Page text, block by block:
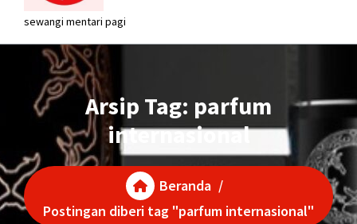
sewangi mentari pagi
Arsip Tag: parfum
internasional
Beranda /
Postingan diberi tag "parfum internasional"